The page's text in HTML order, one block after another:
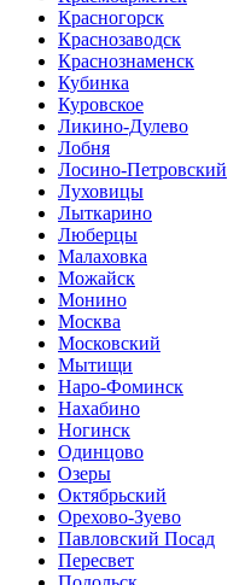
Красногорск
Краснозаводск
Краснознаменск
Кубинка
Куровское
Ликино-Дулево
Лобня
Лосино-Петровский
Луховицы
Лыткарино
Люберцы
Малаховка
Можайск
Монино
Москва
Московский
Мытищи
Наро-Фоминск
Нахабино
Ногинск
Одинцово
Озеры
Октябрьский
Орехово-Зуево
Павловский Посад
Пересвет